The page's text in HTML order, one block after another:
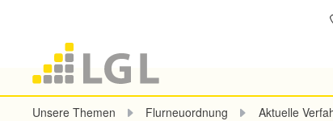
Unsere Themen Flurneuordnung Aktuelle